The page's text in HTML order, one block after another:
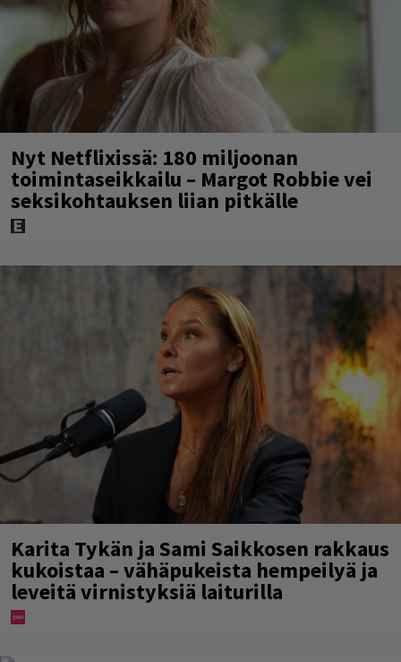
Nyt Netflixissä: 180 miljoonan
toimintaseikkailu – Margot Robbie vei
seksikohtauksen liian pitkälle
Karita Tykän ja Sami Saikkosen rakkaus
kukoistaa – vähäpukeista hempeilyä ja
leveitä virnistyksiä laiturilla